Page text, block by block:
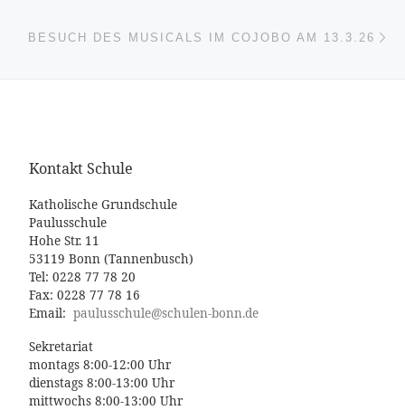
BESUCH DES MUSICALS IM COJOBO AM 13.3.26
Kontakt Schule
Katholische Grundschule
Paulusschule
Hohe Str. 11
53119 Bonn (Tannenbusch)
Tel: 0228 77 78 20
Fax: 0228 77 78 16
Email: paulusschule@schulen-bonn.de
Sekretariat
montags 8:00-12:00 Uhr
dienstags 8:00-13:00 Uhr
mittwochs 8:00-13:00 Uhr